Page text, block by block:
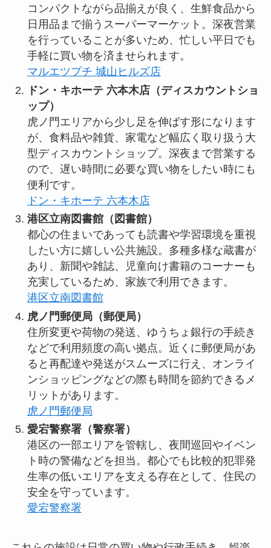
コンパクトながら品揃えが良く、生鮮食品から
日用品まで揃うスーパーマーケット。深夜営業
を行っていることが多いため、忙しい平日でも
手軽に買い物を済ませられます。
マルエツプチ 城山ヒルズ店
ドン・キホーテ 六本木店（ディスカウントショ
ップ）
虎ノ門エリアから少し足を伸ばす形になります
が、食料品や雑貨、家電など幅広く取り扱う大
型ディスカウントショップ。深夜まで営業する
ので、遅い時間に必要な買い物をしたい時にも
便利です。
ドン・キホーテ 六本木店
港区立南図書館（図書館）
都心の住まいであっても読書や学習環境を重視
したい方に嬉しい公共施設。多種多様な蔵書が
あり、新聞や雑誌、児童向け書籍のコーナーも
充実しているため、家族で利用できます。
港区立南図書館
虎ノ門郵便局（郵便局）
住所変更や荷物の発送、ゆうちょ銀行の手続き
などで利用頻度の高い拠点。近くに郵便局があ
ると再配達や発送がスムーズに行え、オンライ
ンショッピングなどの際も時間を節約できるメ
リットがあります。
虎ノ門郵便局
愛宕警察署（警察署）
港区の一部エリアを管轄し、夜間巡回やイベン
ト時の警備などを担当。都心でも比較的犯罪発
生率の低いエリアを支える存在として、住民の
安全を守っています。
愛宕警察署